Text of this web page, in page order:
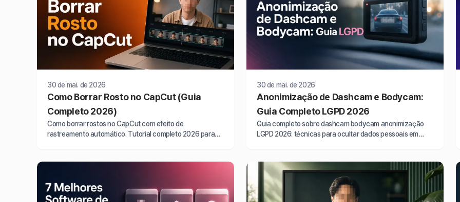
30 de mai. de 2026
Como Borrar Rosto no CapCut (Guia
Completo 2026)
Como borrar rostos no CapCut com efeito de
rastreamento automático. Tutorial completo 2026 para
30 de mai. de 2026
Anonimização de Dashcam e Bodycam:
Guia Completo LGPD 2026
Guia completo sobre dashcam bodycam anonimização
LGPD 2026: técnicas para ocultar dados pessoais em